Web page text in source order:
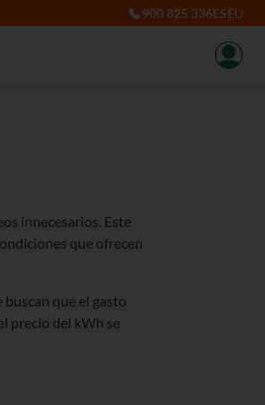
900 825 336ESEU
innecesarios. Este
que ofrecen
que el gasto
precio del kWh se